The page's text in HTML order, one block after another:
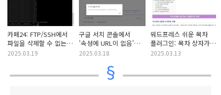
카페24: FTP/SSH에서
파일을 삭제할 수 없는
문제 (feat. 멀웨어
2025.03.19
구글 서치 콘솔에서
'속성에 URL이 없음'
오류가 발생하는 경우
2025.03.18
워드프레스 쉬운 목차
플러그인: 목차 상자가
아래 요소와 너무
2025.03.13